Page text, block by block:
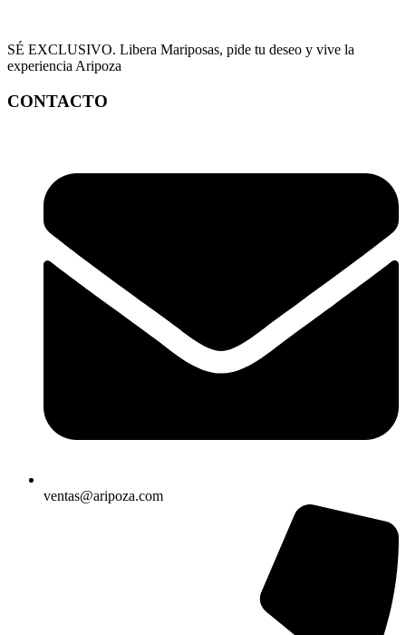
SÉ EXCLUSIVO. Libera Mariposas, pide tu deseo y vive la
experiencia Aripoza
CONTACTO
ventas@aripoza.com